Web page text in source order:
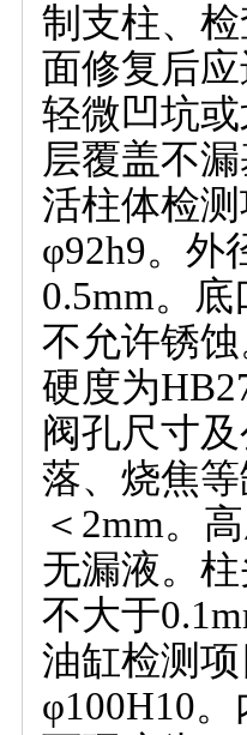
制支柱、
面修复后
轻微凹坑
层覆盖不
活柱体检
φ92h9。外
0.5mm。
不允许锈
硬度为
阀孔尺寸
落、烧焦
＜2mm。
无漏液。
不大于
油缸检测
φ100H10